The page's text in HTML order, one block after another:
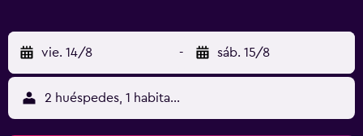
vie. 14/8 - sáb. 15/8
2 huéspedes, 1 habitación